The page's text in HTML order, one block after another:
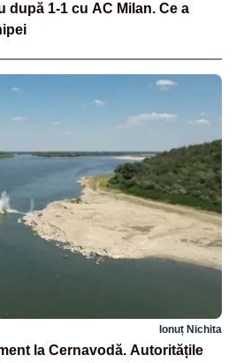
după 1-1 cu AC Milan. Ce a
Ionuț Nichita
la Cernavodă. Autoritățile